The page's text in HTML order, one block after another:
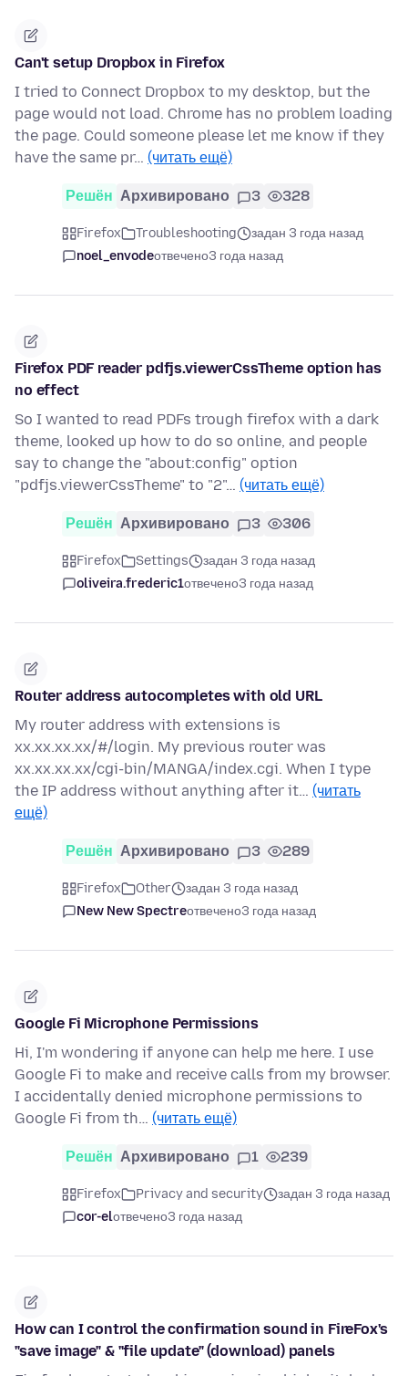
Can't setup Dropbox in Firefox
I tried to Connect Dropbox to my desktop, but the
page would not load. Chrome has no problem loading
the page. Could someone please let me know if they
have the same pr… (читать ещё)
Решён Архивировано 3 328
Firefox Troubleshooting
задан 3 года назад
noel_envodeотвечено3 года назад
Firefox PDF reader pdfjs.viewerCssTheme option has
no effect
So I wanted to read PDFs trough firefox with a dark
theme, looked up how to do so online, and people
say to change the "about:config" option
"pdfjs.viewerCssTheme" to "2"… (читать ещё)
Решён Архивировано 3 306
Firefox Settings
задан 3 года назад
oliveira.frederic1отвечено3 года назад
Router address autocompletes with old URL
My router address with extensions is
xx.xx.xx.xx/#/login. My previous router was
xx.xx.xx.xx/cgi-bin/MANGA/index.cgi. When I type
the IP address without anything after it… (читать
ещё)
Решён Архивировано 3 289
Firefox Other
задан 3 года назад
New New Spectreотвечено3 года назад
Google Fi Microphone Permissions
Hi, I'm wondering if anyone can help me here. I use
Google Fi to make and receive calls from my browser.
I accidentally denied microphone permissions to
Google Fi from th… (читать ещё)
Решён Архивировано 1 239
Firefox Privacy and security
задан 3 года назад
cor-elотвечено3 года назад
How can I control the confirmation sound in FireFox's
"save image" & "file update" (download) panels